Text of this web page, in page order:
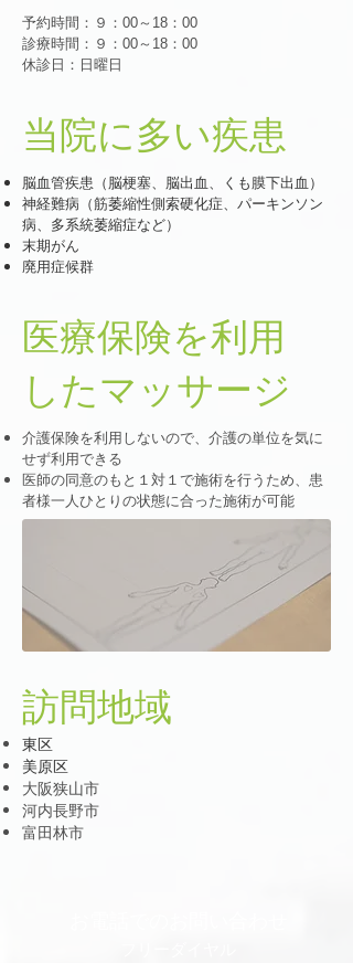
予約時間 ：９：00～18：00
診療時間 ：９：00～18：00
休診日：日曜日
​当院に多い疾患
脳血管疾患（脳梗塞、脳出血、くも膜下出血）
神経難病（筋萎縮性側索硬化症、パーキンソン
病、多系統萎縮症など）
末期がん
廃用症候群
医療保険を利用
したマッサージ
介護保険を利用しないので、介護の単位を気に
せず利用できる
医師の同意のもと１対１で施術を行うため、患
者様一人ひとりの状態に合った施術が可能
​訪問地域
東区
​美原区
大阪狭山市
河内長野市
富田林市